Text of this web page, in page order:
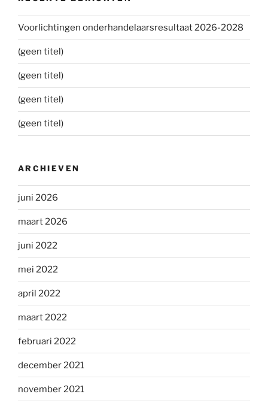
Voorlichtingen onderhandelaarsresultaat 2026-2028
(geen titel)
(geen titel)
(geen titel)
(geen titel)
ARCHIEVEN
juni 2026
maart 2026
juni 2022
mei 2022
april 2022
maart 2022
februari 2022
december 2021
november 2021